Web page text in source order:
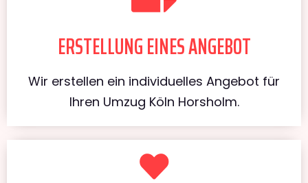
ERSTELLUNG EINES ANGEBOT
Wir erstellen ein individuelles Angebot für
Ihren Umzug Köln Horsholm.